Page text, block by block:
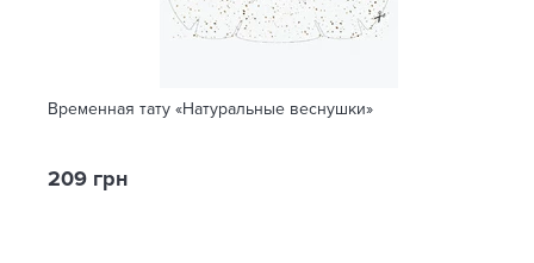
Временная тату «Натуральные веснушки»
209 грн